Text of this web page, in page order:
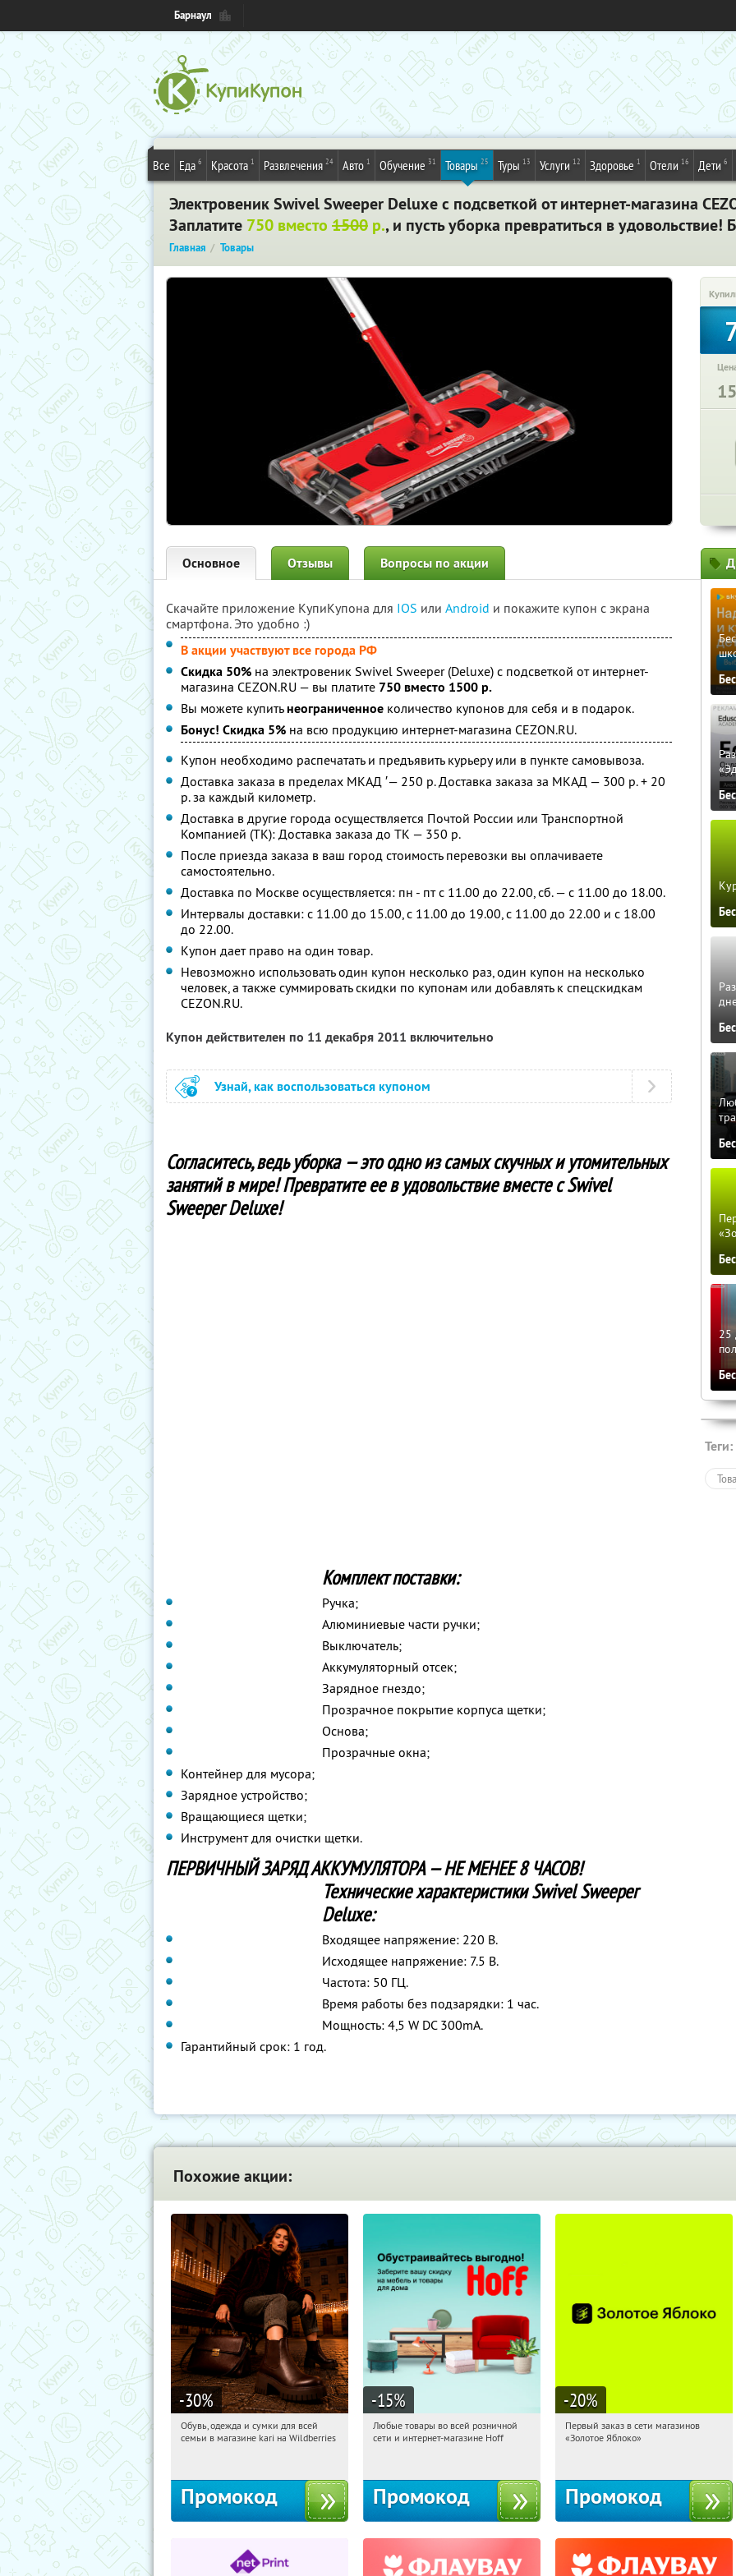
Барнаул
Все Еда 6 Красота 1 Развлечения 24 Авто 1 Обучение 31 Товары 25 Туры 13 Услуги 12 Здоровье 1 Отели 16 Дети 6
Электровеник Swivel Sweeper Deluxe с подсветкой от интернет-магазина
Заплатите 750 вместо 1500 р., и пусть уборка превратиться в удовольствие!
Главная Товары
Основное Отзывы Вопросы по акции
Скачайте приложение КупиКупона для IOS или Android и покажите купон с экрана
смартфона. Это удобно :)
В акции участвуют все города РФ
Скидка 50% на электровеник Swivel Sweeper (Deluxe) с подсветкой от интернет-
магазина CEZON.RU — вы платите 750 вместо 1500 р.
Вы можете купитьнеограниченное количество купонов для себя и в подарок.
Бонус! Скидка 5% на всю продукцию интернет-магазина CEZON.RU.
Купон необходимо распечатать и предъявить курьеру или в пункте самовывоза.
Доставка заказа в пределах МКАД ′— 250 р. Доставка заказа за МКАД — 300 р. + 20
р. за каждый километр.
Доставка в другие города осуществляется Почтой России или Транспортной
Компанией (ТК): Доставка заказа до ТК — 350 р.
После приезда заказа в ваш город стоимость перевозки вы оплачиваете
самостоятельно.
Доставка по Москве осуществляется: пн - пт с 11.00 до 22.00, сб. — с 11.00 до 18.00.
Интервалы доставки: с 11.00 до 15.00, с 11.00 до 19.00, с 11.00 до 22.00 и с 18.00
до 22.00.
Купон дает право на один товар.
Невозможно использовать один купон несколько раз, один купон на несколько
человек, а также суммировать скидки по купонам или добавлять к спецскидкам
CEZON.RU.
Купон действителен по 11 декабря 2011 включительно
Узнай, как воспользоваться купоном
Согласитесь, ведь уборка — это одно из самых скучных и утомительных
занятий в мире! Превратите ее в удовольствие вместе с Swivel
Sweeper Deluxe!
Комплект поставки:
Ручка;
Алюминиевые части ручки;
Выключатель;
Аккумуляторный отсек;
Зарядное гнездо;
Прозрачное покрытие корпуса щетки;
Основа;
Прозрачные окна;
Контейнер для мусора;
Зарядное устройство;
Вращающиеся щетки;
Инструмент для очистки щетки.
ПЕРВИЧНЫЙ ЗАРЯД АККУМУЛЯТОРА — НЕ МЕНЕЕ 8 ЧАСОВ!
Технические характеристики Swivel Sweeper
Deluxe:
Входящее напряжение: 220 В.
Исходящее напряжение: 7.5 В.
Частота: 50 ГЦ.
Время работы без подзарядки: 1 час.
Мощность: 4,5 W DC 300mA.
Гарантийный срок: 1 год.
25
Теги:
Похожие акции:
-30%
03:56:03 Получили:
Обувь, одежда и сумки для всей
семьи в магазине kari на Wildberries
Промокод
-15%
03:56:03 Получили:
Любые товары во всей розничной
сети и интернет-магазине Hoff
Промокод
-20%
03:56:03
Получи первым!
Первый заказ в сети магазинов
«Золотое Яблоко»
Промокод